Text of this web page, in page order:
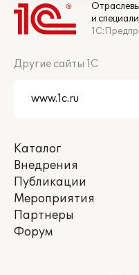
и
Другие сайты 1С
Каталог
Внедрения
Публикации
Мероприятия
Партнеры
Форум